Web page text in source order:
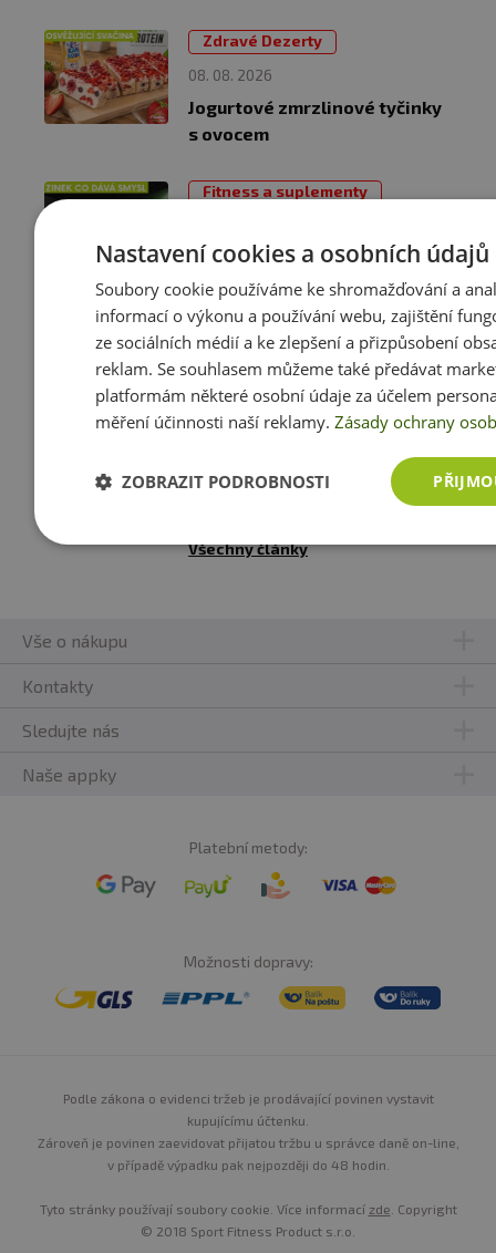
08. 08. 2026
Zdravé Dezerty
Jogurtové zmrzlinové tyčinky
s ovocem
Fitness a suplementy
Zinc Complex: čtyři složky pro
imunitu, pokožku a hormonální
rovnováhu
04. 08. 2026
Fitness a suplementy
Proč proteiny zdražují? Co se
děje na trhu se syrovátkou a
jak ušetřit
Všechny články
Vše o nákupu
Kontakty
Sledujte nás
Naše appky
Platební metody:
Možnosti dopravy:
Podle zákona o evidenci tržeb je prodávající povinen vystavit
kupujícímu účtenku.
Zároveň je povinen zaevidovat přijatou tržbu u správce daně on-line,
v případě výpadku pak nejpozději do 48 hodin.
Tyto stránky používají soubory cookie. Více informací zde . Copyright
© 2018 Sport Fitness Product s.r.o.
Nastavení cookies a osobních údajů
Soubory cookie používáme ke shromažďování a
informací o výkonu a používání webu, zajištění
ze sociálních médií a ke zlepšení a přizpůsobení
reklam. Se souhlasem můžeme také předávat
platformám některé osobní údaje za účelem
měření účinnosti naší reklamy. Zásady ochrany
ZOBRAZIT PODROBNOSTI